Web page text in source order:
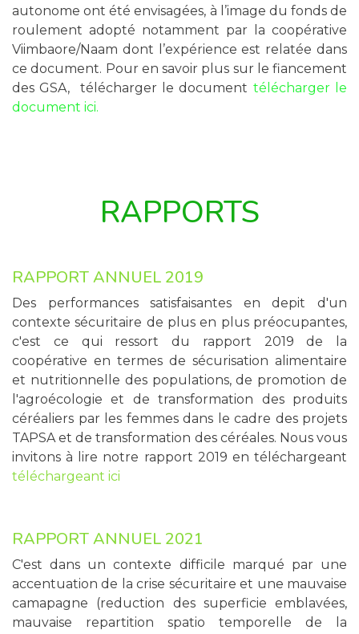
autonome ont été envisagées, à l’image du fonds de
roulement adopté notamment par la coopérative
Viimbaore/Naam dont l’expérience est relatée dans
ce document. Pour en savoir plus sur le fiancement
des GSA, télécharger le document télécharger le
document ici.
RAPPORTS
RAPPORT ANNUEL 2019
Des performances satisfaisantes en depit d'un
contexte sécuritaire de plus en plus préocupantes,
c'est ce qui ressort du rapport 2019 de la
coopérative en termes de sécurisation alimentaire
et nutritionnelle des populations, de promotion de
l'agroécologie et de transformation des produits
céréaliers par les femmes dans le cadre des projets
TAPSA et de transformation des céréales. Nous vous
invitons à lire notre rapport 2019 en téléchargeant
téléchargeant ici
RAPPORT ANNUEL 2021
C'est dans un contexte difficile marqué par une
accentuation de la crise sécuritaire et une mauvaise
camapagne (reduction des superficie emblavées,
mauvaise repartition spatio temporelle de la